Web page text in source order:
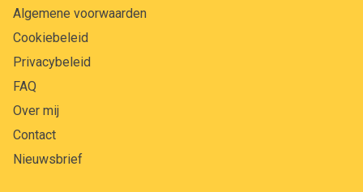
Algemene voorwaarden
Cookiebeleid
Privacybeleid
FAQ
Over mij
Contact
Nieuwsbrief